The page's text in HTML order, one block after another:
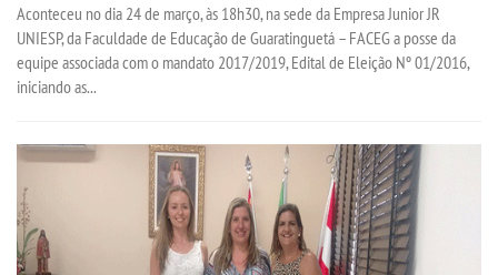
Aconteceu no dia 24 de março, às 18h30, na sede da Empresa Junior JR
UNIESP, da Faculdade de Educação de Guaratinguetá – FACEG a posse da
equipe associada com o mandato 2017/2019, Edital de Eleição Nº 01/2016,
iniciando as...